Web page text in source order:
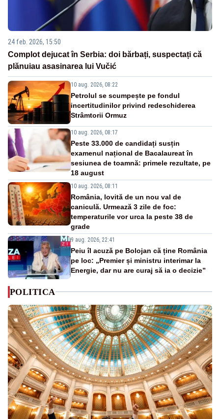
24 feb. 2026, 15:50
Complot dejucat în Serbia: doi bărbați, suspectați că
plănuiau asasinarea lui Vučić
10 aug. 2026, 08:22
Petrolul se scumpește pe fondul
incertitudinilor privind redeschiderea
Strâmtorii Ormuz
10 aug. 2026, 08:17
Peste 33.000 de candidați susțin
examenul național de Bacalaureat în
sesiunea de toamnă: primele rezultate, pe
18 august
10 aug. 2026, 08:11
România, lovită de un nou val de
caniculă. Urmează 3 zile de foc:
temperaturile vor urca la peste 38 de
grade
9 aug. 2026, 22:41
Peiu îl acuză pe Bolojan că ține România
pe loc: „Premier și ministru interimar la
Energie, dar nu are curaj să ia o decizie”
POLITICA